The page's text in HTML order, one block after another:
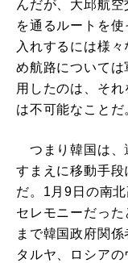
んだが、大邱航
を通るルートを
入れするには様
め航路については
用したのは、そ
は不可能なことだ
つまり韓国は、
すまえに移動手
だ。1月9日の南
セレモニーだっ
まで韓国政府関
タルヤ、ロシア